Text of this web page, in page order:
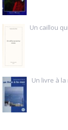
Un caillou
Un livre à la